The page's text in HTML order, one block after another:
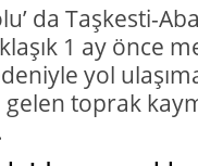
da Taşkesti-
1 ay önce
yol
toprak